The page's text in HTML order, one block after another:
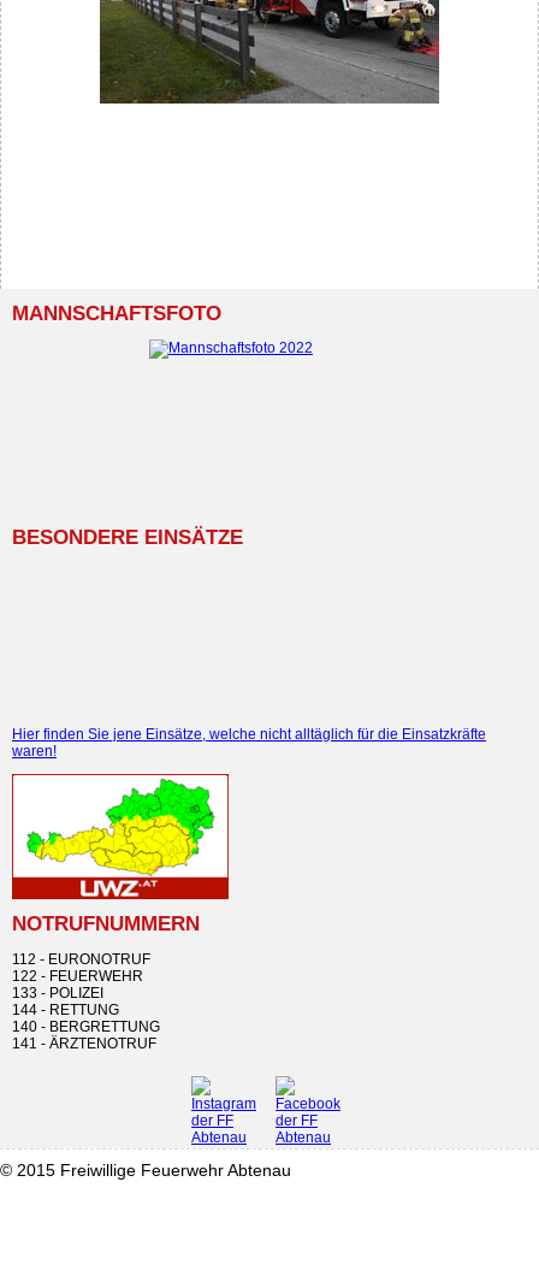
MANNSCHAFTSFOTO
BESONDERE EINSÄTZE
Hier finden Sie jene Einsätze, welche nicht alltäglich für die Einsatzkräfte
waren!
NOTRUFNUMMERN
112 - EURONOTRUF
122 - FEUERWEHR
133 - POLIZEI
144 - RETTUNG
140 - BERGRETTUNG
141 - ÄRZTENOTRUF
© 2015 Freiwillige Feuerwehr Abtenau